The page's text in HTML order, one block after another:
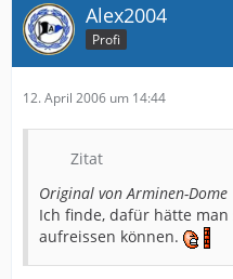
Alex2004
Profi
12. April 2006 um 14:44
Zitat
Original von Arminen-Dome
Ich finde, dafür hätte
aufreissen können.